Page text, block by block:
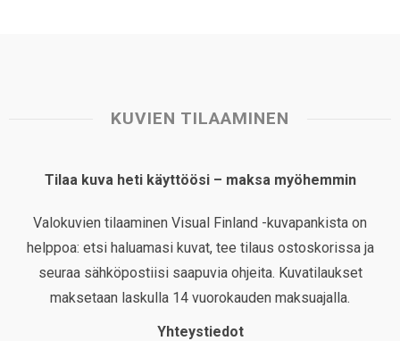
KUVIEN TILAAMINEN
Tilaa kuva heti käyttöösi – maksa myöhemmin
Valokuvien tilaaminen Visual Finland -kuvapankista on
helppoa: etsi haluamasi kuvat, tee tilaus ostoskorissa ja
seuraa sähköpostiisi saapuvia ohjeita. Kuvatilaukset
maksetaan laskulla 14 vuorokauden maksuajalla.
Yhteystiedot